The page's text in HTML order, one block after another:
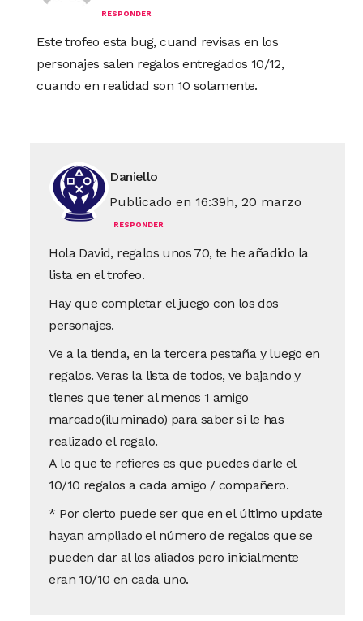
RESPONDER
Este trofeo esta bug, cuand revisas en los
personajes salen regalos entregados 10/12,
cuando en realidad son 10 solamente.
Daniello
Publicado en 16:39h, 20 marzo
RESPONDER
Hola David, regalos unos 70, te he añadido la
lista en el trofeo.
Hay que completar el juego con los dos
personajes.
Ve a la tienda, en la tercera pestaña y luego en
regalos. Veras la lista de todos, ve bajando y
tienes que tener al menos 1 amigo
marcado(iluminado) para saber si le has
realizado el regalo.
A lo que te refieres es que puedes darle el
10/10 regalos a cada amigo / compañero.
* Por cierto puede ser que en el último update
hayan ampliado el número de regalos que se
pueden dar al los aliados pero inicialmente
eran 10/10 en cada uno.